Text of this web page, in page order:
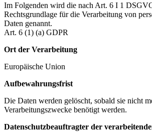
Im Folgenden wird die nach Art. 6 I 1
Rechtsgrundlage für die Verarbeitung von
Daten genannt.
Art. 6 (1) (a) GDPR
Ort der Verarbeitung
Europäische Union
Aufbewahrungsfrist
Die Daten werden gelöscht, sobald sie nicht
Verarbeitungszwecke benötigt werden.
Datenschutzbeauftragter der